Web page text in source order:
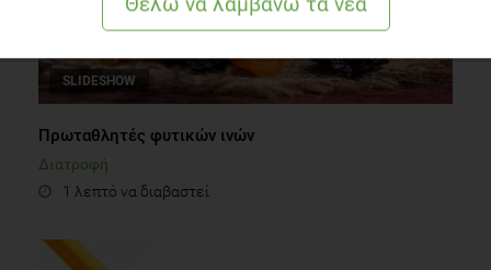
SLIDESHOW
Πρωταθλητές φυτικών ινών
Διατροφή
1 λεπτό να διαβαστεί